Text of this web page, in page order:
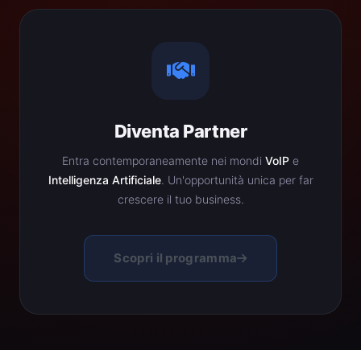
Diventa Partner
Entra contemporaneamente nei mondi VoIP e
Intelligenza Artificiale. Un'opportunità unica per far
crescere il tuo business.
Scopri il programma